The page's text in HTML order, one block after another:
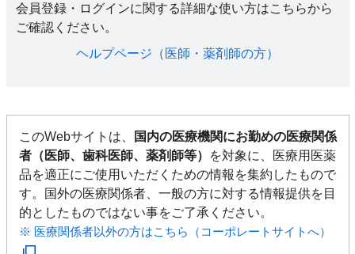
会員登録・ログインに関する詳細な使い方はこちらから
ご確認ください。​
ヘルプページ（医師・薬剤師の方）​
このWebサイトは、
国内の医療機関にお勤めの医療関係
者（医師、歯科医師、薬剤師等）
を対象に、医療用医薬
品を適正にご使用いただくための情報を集約したもので
す。国外の医療関係者、一般の方に対する情報提供を目
的としたものではない事をご了承ください。
※ 医療関係者以外の方はこちら（コーポレートサイトへ）